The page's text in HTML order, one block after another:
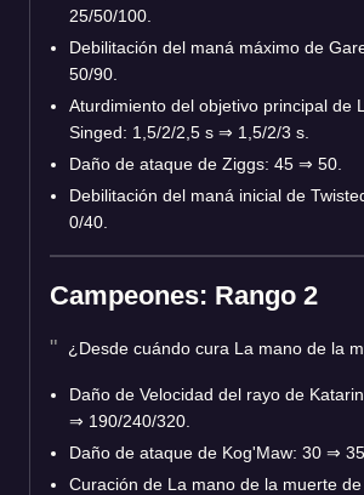
25/50/100.
Debilitación del maná máximo de
50/90.
Aturdimiento del objetivo principal de
Singed: 1,5/2/2,5 s ⇒ 1,5/2/3 s.
Daño de ataque de Ziggs: 45 ⇒ 50.
Debilitación del maná inicial de
0/40.
Campeones: Rango 2
¿Desde cuándo cura La mano de la
Daño de Velocidad del rayo de
⇒ 190/240/320.
Daño de ataque de Kog'Maw: 30 ⇒ 35.
Curación de La mano de la muerte de